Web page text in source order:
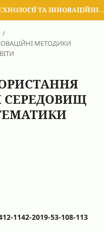
СУЧАСНІ ІНФОРМАЦІЙНІ ТЕХНОЛОГІЇ ТА ІННОВАЦІЙНІ МЕТОДИКИ НАВЧАННЯ В ПІДГОТОВЦІ ФАХІВЦІВ: МЕТОДОЛОГІЯ, ТЕОРІЯ, ДОСВІД, ПРОБЛЕМИ
/
МЕТОДИКИ
1142-2019-53-108-113